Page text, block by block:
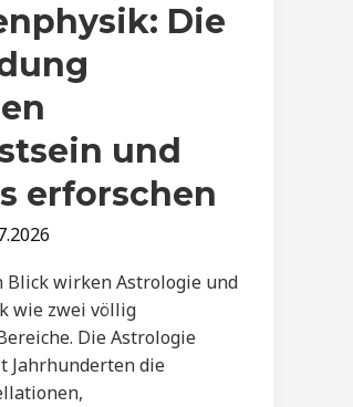
Die
und
erforschen
Blick wirken Astrologie und
wie zwei völlig
Die Astrologie
Jahrhunderten die